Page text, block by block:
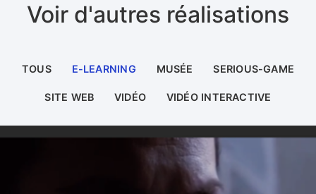
Voir d'autres réalisations
TOUS E-LEARNING MUSÉE SERIOUS-GAME
SITE WEB VIDÉO VIDÉO INTERACTIVE